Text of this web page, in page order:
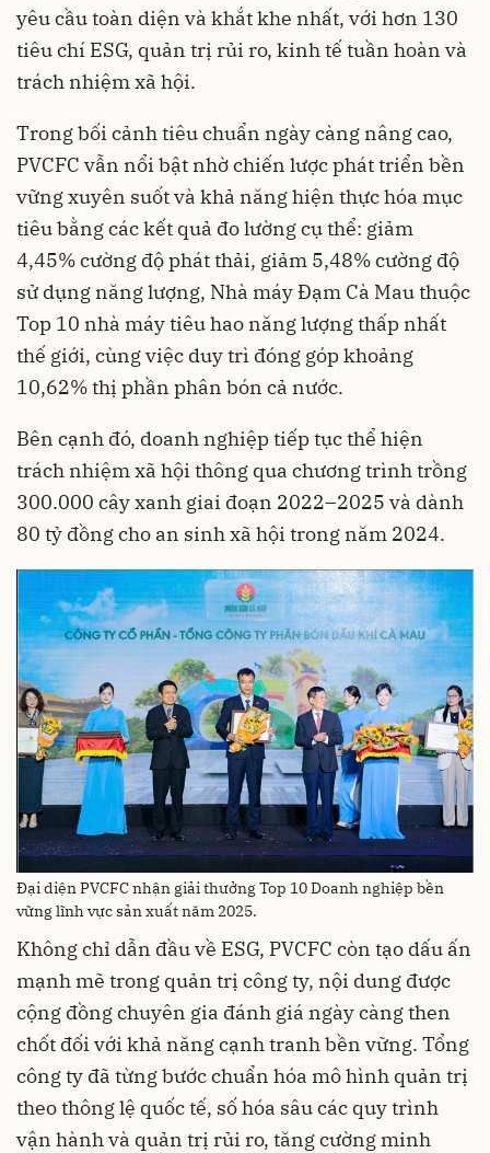
yêu cầu toàn diện và khắt khe nhất, với hơn 130
tiêu chí ESG, quản trị rủi ro, kinh tế tuần hoàn và
trách nhiệm xã hội.
Trong bối cảnh tiêu chuẩn ngày càng nâng cao,
PVCFC vẫn nổi bật nhờ chiến lược phát triển bền
vững xuyên suốt và khả năng hiện thực hóa mục
tiêu bằng các kết quả đo lường cụ thể: giảm
4,45% cường độ phát thải, giảm 5,48% cường độ
sử dụng năng lượng, Nhà máy Đạm Cà Mau thuộc
Top 10 nhà máy tiêu hao năng lượng thấp nhất
thế giới, cùng việc duy trì đóng góp khoảng
10,62% thị phần phân bón cả nước.
Bên cạnh đó, doanh nghiệp tiếp tục thể hiện
trách nhiệm xã hội thông qua chương trình trồng
300.000 cây xanh giai đoạn 2022–2025 và dành
80 tỷ đồng cho an sinh xã hội trong năm 2024.
Đại diện PVCFC nhận giải thưởng Top 10 Doanh nghiệp bền
vững lĩnh vực sản xuất năm 2025.
Không chỉ dẫn đầu về ESG, PVCFC còn tạo dấu ấn
mạnh mẽ trong quản trị công ty, nội dung được
cộng đồng chuyên gia đánh giá ngày càng then
chốt đối với khả năng cạnh tranh bền vững. Tổng
công ty đã từng bước chuẩn hóa mô hình quản trị
theo thông lệ quốc tế, số hóa sâu các quy trình
vận hành và quản trị rủi ro, tăng cường minh